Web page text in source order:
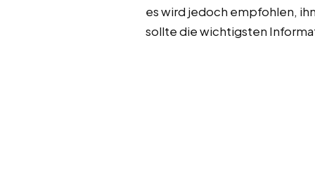
es wird jedoch empfohlen,
sollte die wichtigsten